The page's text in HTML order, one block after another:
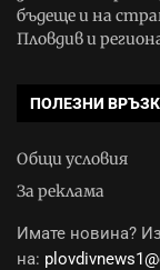
бъдеще и на
Пловдив и
ПОЛЕЗНИ
Общи условия
За реклама
Имате новина?
на: